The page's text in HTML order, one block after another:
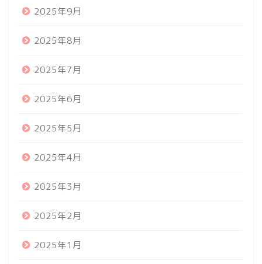
2025年9月
2025年8月
2025年7月
2025年6月
2025年5月
2025年4月
2025年3月
2025年2月
2025年1月